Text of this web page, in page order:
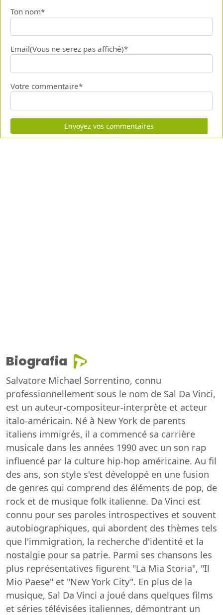
Ton nom*
Email(Vous ne serez pas affiché)*
Votre commentaire*
Envoyez vos commentaires
Biografia
Salvatore Michael Sorrentino, connu
professionnellement sous le nom de Sal Da Vinci,
est un auteur-compositeur-interprète et acteur
italo-américain. Né à New York de parents
italiens immigrés, il a commencé sa carrière
musicale dans les années 1990 avec un son rap
influencé par la culture hip-hop américaine. Au fil
des ans, son style s'est développé en une fusion
de genres qui comprend des éléments de pop, de
rock et de musique folk italienne. Da Vinci est
connu pour ses paroles introspectives et souvent
autobiographiques, qui abordent des thèmes tels
que l'immigration, la recherche d'identité et la
nostalgie pour sa patrie. Parmi ses chansons les
plus représentatives figurent "La Mia Storia", "Il
Mio Paese" et "New York City". En plus de la
musique, Sal Da Vinci a joué dans quelques films
et séries télévisées italiennes, démontrant un